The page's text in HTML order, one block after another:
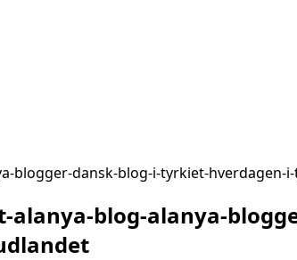
blogger-dansk-blog-i-tyrkiet-
blog-alanya-